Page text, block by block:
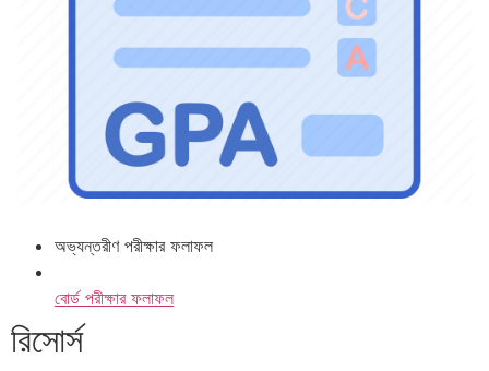
অভ্যন্তরীণ পরীক্ষার ফলাফল
বোর্ড পরীক্ষার ফলাফল
রিসোর্স